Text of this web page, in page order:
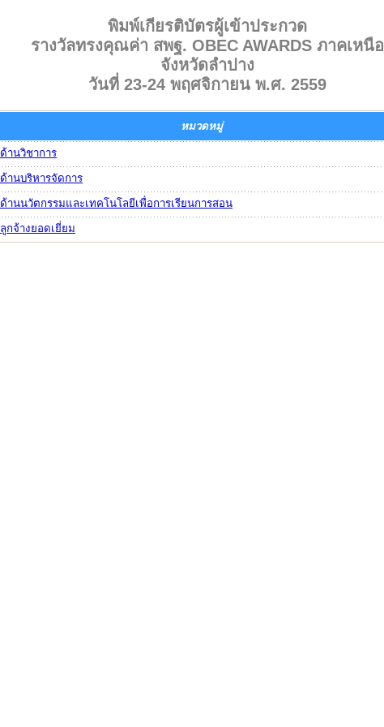
พิมพ์เกียรติบัตรผู้เข้าประกวด
รางวัลทรงคุณค่า สพฐ. OBEC AWARDS ภาคเหนือ
จังหวัดลำปาง
วันที่ 23-24 พฤศจิกายน พ.ศ. 2559
หมวดหมู่
ด้านวิชาการ
ด้านบริหารจัดการ
ด้านนวัตกรรมและเทคโนโลยีเพื่อการเรียนการสอน
ลูกจ้างยอดเยี่ยม